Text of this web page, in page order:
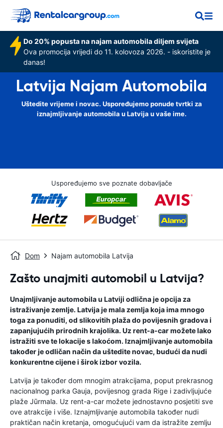
Do 20% popusta na najam automobila diljem svijeta
Ova promocija vrijedi do 11. kolovoza 2026. - iskoristite je
danas!
Latvija Najam Automobila
Uštedite vrijeme i novac. Uspoređujemo ponude tvrtki za
iznajmljivanje automobila u Latvija u vaše ime.
Uspoređujemo sve poznate dobavljače
Dom Najam automobila Latvija
Zašto unajmiti automobil u Latvija?
Unajmljivanje automobila u Latviji odlična je opcija za
istraživanje zemlje. Latvija je mala zemlja koja ima mnogo
toga za ponuditi, od slikovitih plaža do povijesnih gradova i
zapanjujućih prirodnih krajolika. Uz rent-a-car možete lako
istražiti sve te lokacije s lakoćom. Iznajmljivanje automobila
također je odličan način da uštedite novac, budući da nudi
konkurentne cijene i širok izbor vozila.
Latvija je također dom mnogim atrakcijama, poput prekrasnog
nacionalnog parka Gauja, povijesnog grada Rige i zadivljujuće
plaže Jūrmala. Uz rent-a-car možete jednostavno posjetiti sve
ove atrakcije i više. Iznajmljivanje automobila također nudi
praktičan način kretanja, omogućujući vam da istražite zemlju